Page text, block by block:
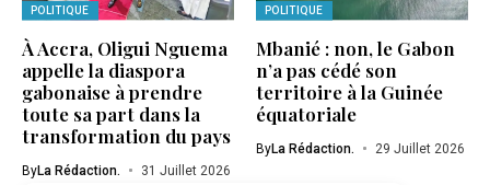
POLITIQUE
À Accra, Oligui Nguema
appelle la diaspora
gabonaise à prendre
toute sa part dans la
transformation du pays
ByLa Rédaction. 31 Juillet 2026
POLITIQUE
Mbanié : non, le Gabon
n’a pas cédé son
territoire à la Guinée
équatoriale
ByLa Rédaction. 29 Juillet 2026